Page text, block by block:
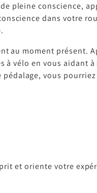
pleine conscience,
dans votre
au moment présent.
à vélo en vous aidant à
vous pourriez
et oriente votre